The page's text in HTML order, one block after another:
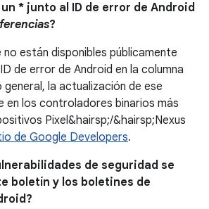
* junto al ID de error de Android
?
están disponibles públicamente
de error de Android en la columna
general, la actualización de ese
en los controladores binarios más
Pixel&hairsp;/&hairsp;Nexus
de Google Developers.
de seguridad se
boletín y los boletines de